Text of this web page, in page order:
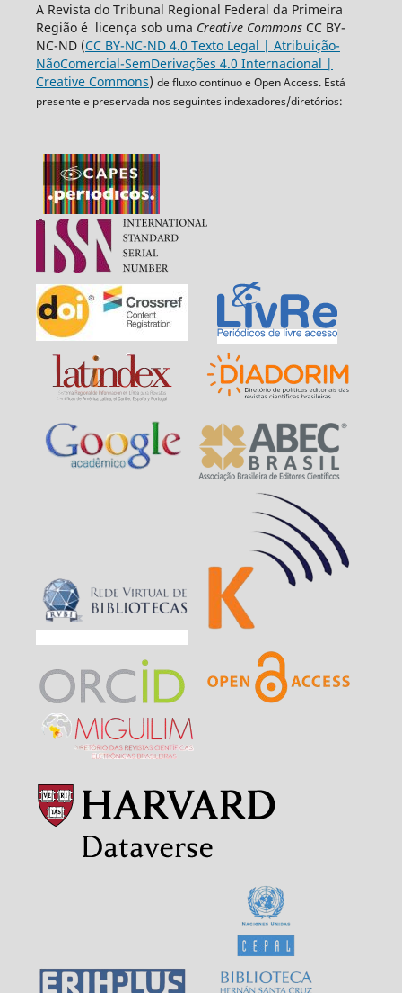
A Revista do Tribunal Regional Federal da Primeira
Região é licença sob uma Creative CommonsCC BY-
NC-ND (CC BY-NC-ND 4.0 Texto Legal | Atribuição-
NãoComercial-SemDerivações 4.0 Internacional |
Creative Commons) de fluxo contínuo e Open Access. Está
presente e preservada nos seguintes indexadores/diretórios: